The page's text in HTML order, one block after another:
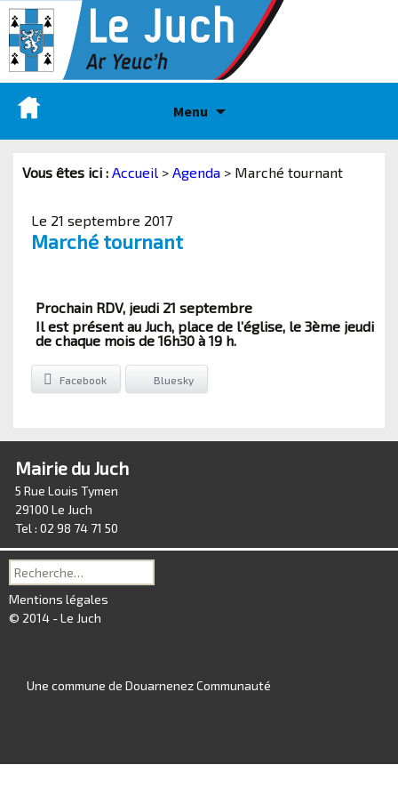
Menu
Vous êtes ici : Accueil > Agenda > Marché tournant
Le 21 septembre 2017
Marché tournant
Prochain RDV, jeudi 21 septembre
Il est présent au Juch, place de l’église, le 3ème jeudi
de chaque mois de 16h30 à 19 h.
Facebook Bluesky
Mairie du Juch
5 Rue Louis Tymen
29100 Le Juch
Tel : 02 98 74 71 50
Recherche
pour :
Mentions légales
© 2014 - Le Juch
Une commune de Douarnenez Communauté